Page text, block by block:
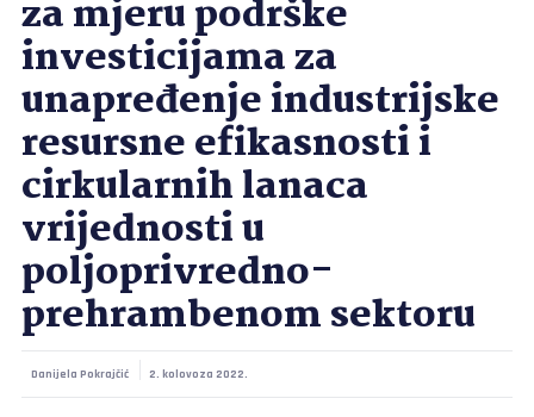
za mjeru podrške
investicijama za
unapređenje industrijske
resursne efikasnosti i
cirkularnih lanaca
vrijednosti u
poljoprivredno-
prehrambenom sektoru
Danijela Pokrajčić 2. kolovoza 2022.